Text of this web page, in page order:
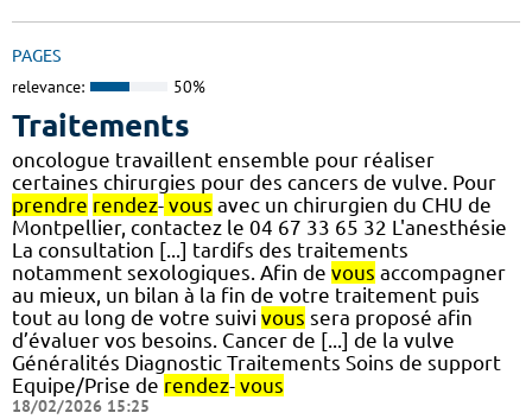
PAGES
relevance: 50%
Traitements
oncologue travaillent ensemble pour réaliser
certaines chirurgies pour des cancers de vulve. Pour
prendre rendez- vous avec un chirurgien du CHU de
Montpellier, contactez le 04 67 33 65 32 L'anesthésie
La consultation [...] tardifs des traitements
notamment sexologiques. Afin de vous accompagner
au mieux, un bilan à la fin de votre traitement puis
tout au long de votre suivi vous sera proposé afin
d’évaluer vos besoins. Cancer de [...] de la vulve
Généralités Diagnostic Traitements Soins de support
Equipe/Prise de rendez- vous
18/02/2026 15:25